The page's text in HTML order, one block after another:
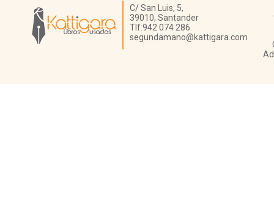
Librería Kattigara
C/ San Luis, 5,
39010, Santander
Tlf:942 074 286
segundamano@kattigara.com